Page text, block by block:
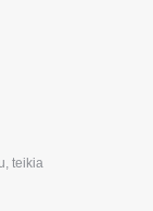
teikia